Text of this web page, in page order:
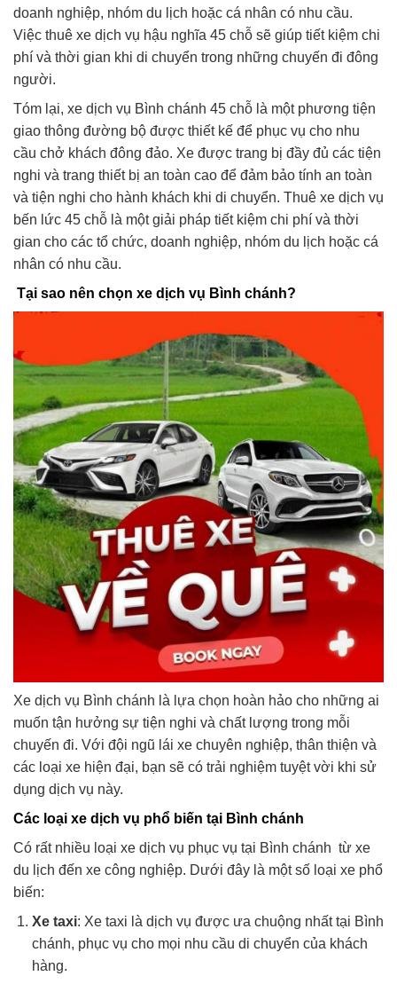
doanh nghiệp, nhóm du lịch hoặc cá nhân có nhu cầu.
Việc thuê xe dịch vụ hậu nghĩa 45 chỗ sẽ giúp tiết kiệm chi
phí và thời gian khi di chuyển trong những chuyến đi đông
người.
Tóm lại, xe dịch vụ Bình chánh 45 chỗ là một phương tiện
giao thông đường bộ được thiết kế để phục vụ cho nhu
cầu chở khách đông đảo. Xe được trang bị đầy đủ các tiện
nghi và trang thiết bị an toàn cao để đảm bảo tính an toàn
và tiện nghi cho hành khách khi di chuyển. Thuê xe dịch vụ
bến lức 45 chỗ là một giải pháp tiết kiệm chi phí và thời
gian cho các tổ chức, doanh nghiệp, nhóm du lịch hoặc cá
nhân có nhu cầu.
Tại sao nên chọn xe dịch vụ Bình chánh?
Xe dịch vụ Bình chánh là lựa chọn hoàn hảo cho những ai
muốn tận hưởng sự tiện nghi và chất lượng trong mỗi
chuyến đi. Với đội ngũ lái xe chuyên nghiệp, thân thiện và
các loại xe hiện đại, bạn sẽ có trải nghiệm tuyệt vời khi sử
dụng dịch vụ này.
Các loại xe dịch vụ phổ biến tại Bình chánh
Có rất nhiều loại xe dịch vụ phục vụ tại Bình chánh từ xe
du lịch đến xe công nghiệp. Dưới đây là một số loại xe phổ
biến:
Xe taxi: Xe taxi là dịch vụ được ưa chuộng nhất tại Bình
chánh, phục vụ cho mọi nhu cầu di chuyển của khách
hàng.